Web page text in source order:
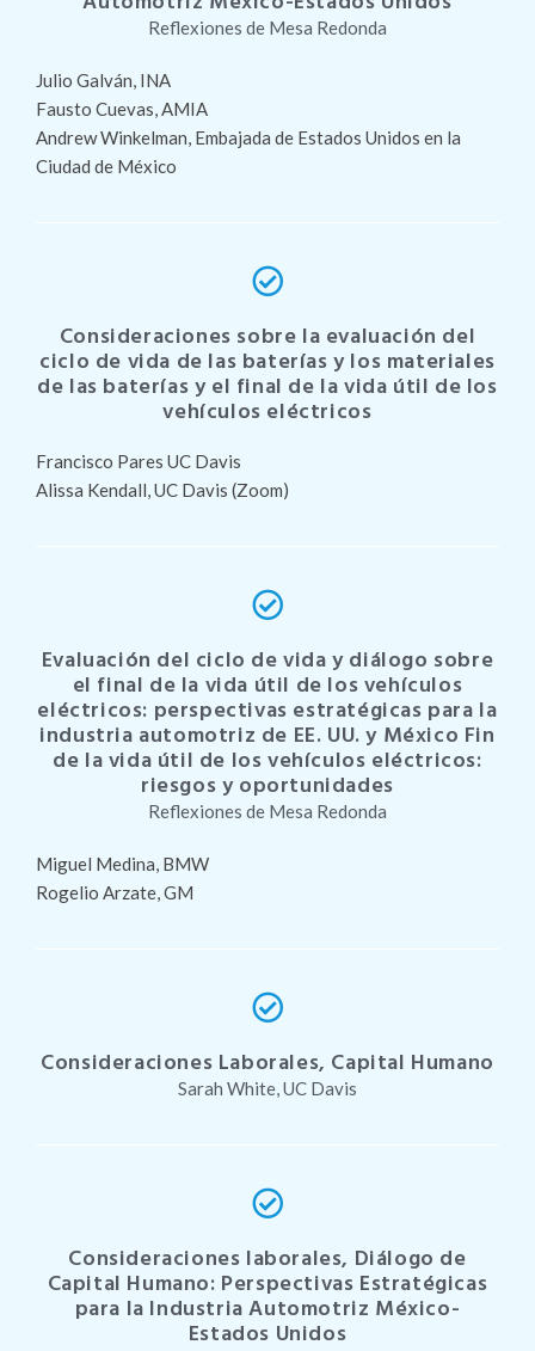
Reflexiones de Mesa Redonda
Julio Galván, INA
Fausto Cuevas, AMIA
Andrew Winkelman, Embajada de Estados Unidos en la
Ciudad de México
Consideraciones sobre la evaluación del
ciclo de vida de las baterías y los materiales
de las baterías y el final de la vida útil de los
vehículos eléctricos
Francisco Pares UC Davis
Alissa Kendall, UC Davis (Zoom)
Evaluación del ciclo de vida y diálogo sobre
el final de la vida útil de los vehículos
eléctricos: perspectivas estratégicas para la
industria automotriz de EE. UU. y México Fin
de la vida útil de los vehículos eléctricos:
riesgos y oportunidades
Reflexiones de Mesa Redonda
Miguel Medina, BMW
Rogelio Arzate, GM
Consideraciones Laborales, Capital Humano
Sarah White, UC Davis
Consideraciones laborales, Diálogo de
Capital Humano: Perspectivas Estratégicas
para la Industria Automotriz México-
Estados Unidos